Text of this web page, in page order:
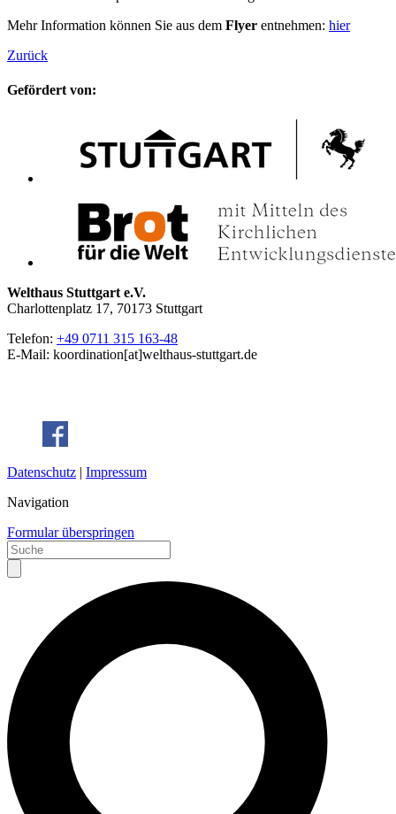
Mehr Information können Sie aus dem Flyer entnehmen: hier
Zurück
Gefördert von:
Welthaus Stuttgart e.V.
Charlottenplatz 17, 70173 Stuttgart
Telefon: +49 0711 315 163-48
E-Mail: koordination[at]welthaus-stuttgart.de
Datenschutz | Impressum
Navigation
Formular überspringen